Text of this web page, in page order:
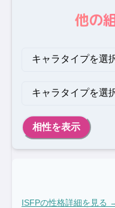
他の
相性を表示
ISFPの性格詳細を見る